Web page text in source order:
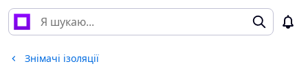
Знімачі ізоляції